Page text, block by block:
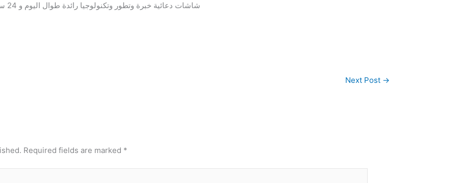
شاشات دعائية خبرة وتطور وتكنولوجيا رائدة طوال اليوم و 24 ساعة خبراء ومهندسون علي اعلي مستوي
Next Post →
Required fields are marked *